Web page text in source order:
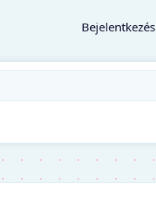
Bejelentkezés